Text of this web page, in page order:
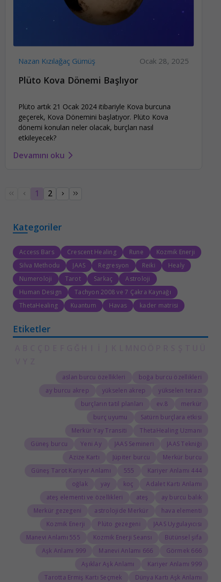
Nazan Kızılağaç Gümüş Ocak 28, 2025
Plüto Kova Dönemi Başlıyor
Plüto artık 21 Ocak 2024 itibariyle Kova burcuna
geçerek, Kova Dönemini başlatıyor. Plüto Kova
dönemi konuları neler olacak, burçları nasıl
etkileyecek?
Devamını oku
1 2
Kategoriler
Access Bars Crescent Healing Rune
Kozmik Enerji
Silva Methodu
JAAS Regresyon Reiki
Healy
Numeroloji
Tarot Sarkaç
Astroloji
Human Design
Tachyon 2008 ve 7 Çakra Kaynağı
ThetaHealing
Kuantum Havas kader matrisi
Etiketler
boğa burcu özellikleri
aslan burcu özellikleri
yükselen terazi
yükselen akrep
ay burcu akrep
merkür
8.ev
burçların tatil planları
Satürn burçlara etkisi
burç uyumu
ThetaHealing Uzmanı
Merkür Yay Transiti
JAAS Tekniği
JAAS Semineri
Yeni Ay
Güneş burcu
Merkür burcu
Jüpiter burcu
Azize Kartı
444 Kariyer Anlamı
555
Güneş Tarot Kariyer Anlamı
Adalet Kartı Anlamı
koç
yay
oğlak
ay burcu balık
ateş
ateş elementi ve özellikleri
hava elementi
astrolojide Merkür
Merkür gezegeni
JAAS Uygulayıcısı
Plüto gezegeni
Kozmik Enerji
Bütünsel şifa
Kozmik Enerji Seansı
555 Manevi Anlamı
666 Görmek
666 Manevi Anlamı
999 Aşk Anlamı
999 Kariyer Anlamı
Aşıklar Aşk Anlamı
Dünya Kartı Aşk Anlamı
Tarotta Ermiş Kartı Seçmek